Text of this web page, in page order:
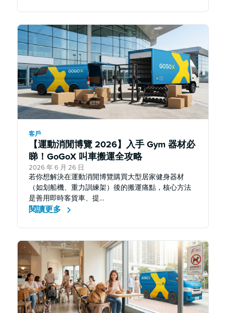
客戶
【運動消閒博覽 2026】入手 Gym 器材必
睇！GoGoX 叫車搬運全攻略
2026 年 6 月 26 日
若你想解決在運動消閒博覽購買大型居家健身器材
（如划船機、重力訓練架）後的搬運痛點，核心方法
是善用即時客貨車、提…
閱讀更多